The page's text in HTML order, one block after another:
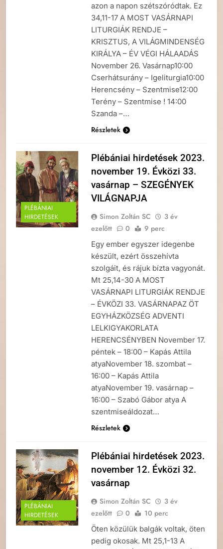
azon a napon szétszóródtak. Ez
34,11-17 A MOST VASÁRNAPI
LITURGIÁK RENDJE –
KRISZTUS, A VILÁGMINDENSÉG
KIRÁLYA – ÉV VÉGI HÁLAADÁS
November 26. Vasárnap10:00
Cserhátsurány – Igeliturgia10:00
Herencsény – Szentmise12:00
Terény – Szentmise ! 14:00
Szanda –…
Részletek
PLÉBÁNIAI
HIRDETÉSEK
Plébániai hirdetések 2023.
november 19. Évközi 33.
vasárnap – SZEGÉNYEK
VILÁGNAPJA
Simon Zoltán SC
3 év
ezelőtt
0 9 perc
Egy ember egyszer idegenbe
készült, ezért összehívta
szolgáit, és rájuk bízta vagyonát.
Mt 25,14-30 A MOST
VASÁRNAPI LITURGIÁK RENDJE
– ÉVKÖZI 33. VASÁRNAPAZ ÖT
EGYHÁZKÖZSÉG ADVENTI
LELKIGYAKORLATA
HERENCSÉNYBEN November 17.
péntek – 18:00 – Kapás Attila
atyaNovember 18. szombat –
16:00 – Kapás Attila
atyaNovember 19. vasárnap –
16:00 – Szabó Gábor atya A
szentmiseáldozat…
Részletek
PLÉBÁNIAI
HIRDETÉSEK
Plébániai hirdetések 2023.
november 12. Évközi 32.
vasárnap
Simon Zoltán SC
3 év
ezelőtt
0 10 perc
Öten közülük balgák voltak, öten
pedig okosak. Mt 25,1-13 A